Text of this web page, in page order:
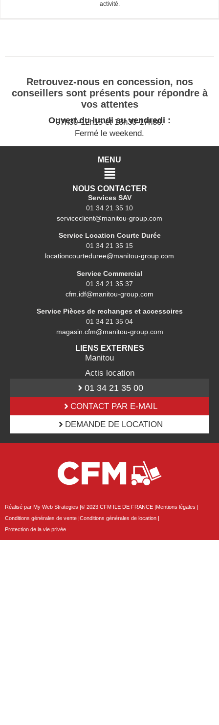
activité.
Retrouvez-nous en concession, nos
conseillers sont présents pour répondre à
vos attentes
Ouvert du lundi au vendredi :
07h30-12h15 et 13h30-17h30.
Fermé le weekend.
MENU
NOUS CONTACTER
Services SAV
01 34 21 35 10
serviceclient@manitou-group.com
Service Location Courte Durée
01 34 21 35 15
locationcourteduree@manitou-group.com
Service Commercial
01 34 21 35 37
cfm.idf@manitou-group.com
Service Pièces de rechanges et accessoires
01 34 21 35 04
magasin.cfm@manitou-group.com
LIENS EXTERNES
Manitou
Actis location
01 34 21 35 00
CONTACT PAR E-MAIL
DEMANDE DE LOCATION
Réalisé par My Web Strategies |© 2023 CFM ILE DE FRANCE |Mentions légales |
Conditions générales de vente |Conditions générales de location |
Protection de la vie privée